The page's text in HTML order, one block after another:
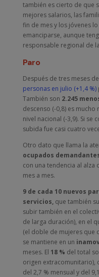
también es cierto de que
mejores salarios, las
fin de mes y los jóvenes
emanciparse, aunque
responsable regional de
Paro
Después de tres meses
personas en julio (+1,4 %)
También son 2.245
descenso (-0,8) es
nivel nacional (-3,9). Si se
subida fue casi cuatro
Otro dato que llama la
ocupados
con una tendencia al
mes a mes.
9 de cada 10 nuevos
servicios,que también
subir también en el
de larga duración), en el
(el doble de mujeres que
se mantiene en un
meses. El 18 % del total
origen extracomunitario),
del 2,7 % mensual y del